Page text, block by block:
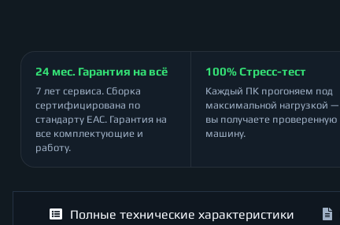
24 мес. Гарантия на всё
7 лет сервиса. Сборка
сертифицирована по
стандарту ЕАС. Гарантия на
все комплектующие и
работу.
100% Стресс-тест
Каждый ПК прогоняем под
максимальной нагрузкой —
вы получаете проверенную
машину.
Полные технические характеристики